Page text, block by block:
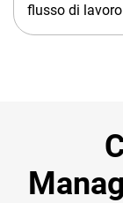
flusso di